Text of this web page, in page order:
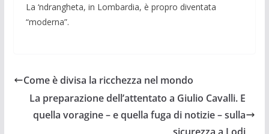
La ‘ndrangheta, in Lombardia, è propro diventata
“moderna”.
Come è divisa la ricchezza nel mondo
La preparazione dell’attentato a Giulio Cavalli. E
quella voragine – e quella fuga di notizie – sulla
sicurezza a Lodi